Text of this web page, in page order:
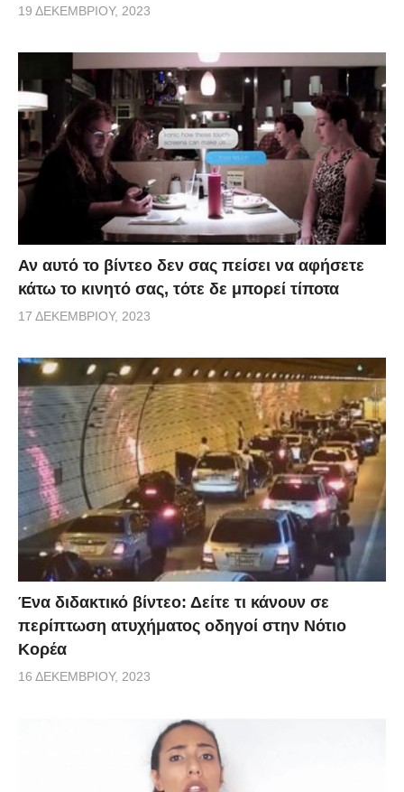
19 ΔΕΚΕΜΒΡΊΟΥ, 2023
Αν αυτό το βίντεο δεν σας πείσει να αφήσετε
κάτω το κινητό σας, τότε δε μπορεί τίποτα
17 ΔΕΚΕΜΒΡΊΟΥ, 2023
Ένα διδακτικό βίντεο: Δείτε τι κάνουν σε
περίπτωση ατυχήματος οδηγοί στην Νότιο
Κορέα
16 ΔΕΚΕΜΒΡΊΟΥ, 2023